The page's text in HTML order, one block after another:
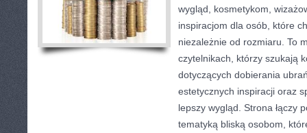
wygląd, kosmetykom,
inspiracjom dla osób, które
niezależnie od rozmiaru. To
czytelnikach, którzy szukają
dotyczących dobierania
estetycznych inspiracji oraz
lepszy wygląd. Strona łączy
tematyką bliską osobom,